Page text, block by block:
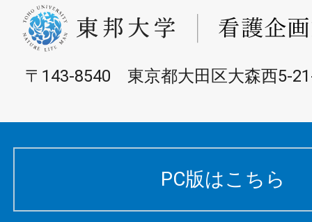
〒143-8540 東京都大田区大森西5-
PC版はこちら